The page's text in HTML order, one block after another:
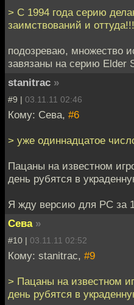
> С 1994 года серию
заимствований и оттуда!!!
подозреваю, множество
завязаны на серию Elder
stanitrac »
#9 | 03.11.11 02:46
Кому: Сева, #6
> уже одиннадцатое
Пацаны на известном
день рубятся в
Я жду версию для PC за
Сева »
#10 | 03.11.11 02:52
Кому: stanitrac, #9
> Пацаны на известном
день рубятся в